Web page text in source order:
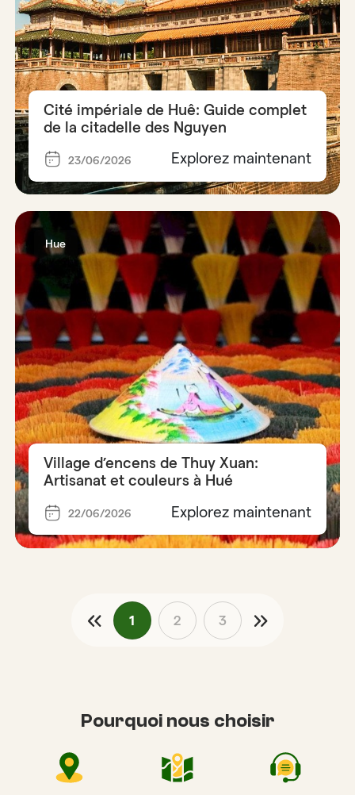
Cité impériale de Huê: Guide complet
de la citadelle des Nguyen
23/06/2026 Explorez maintenant
Hue
Village d’encens de Thuy Xuan:
Artisanat et couleurs à Hué
22/06/2026 Explorez maintenant
1 2 3
Pourquoi nous choisir